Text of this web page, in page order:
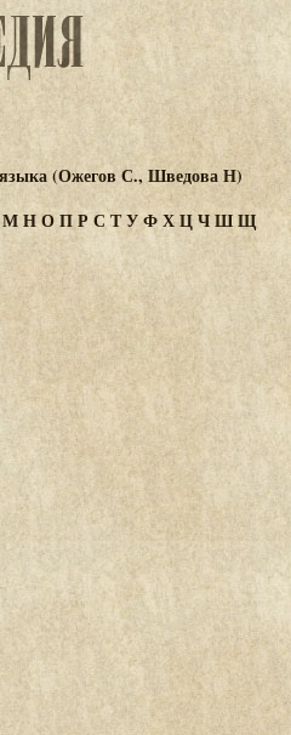
языка (Ожегов С., Шведова Н)
МНОПР С ТУФХЦЧШЩ